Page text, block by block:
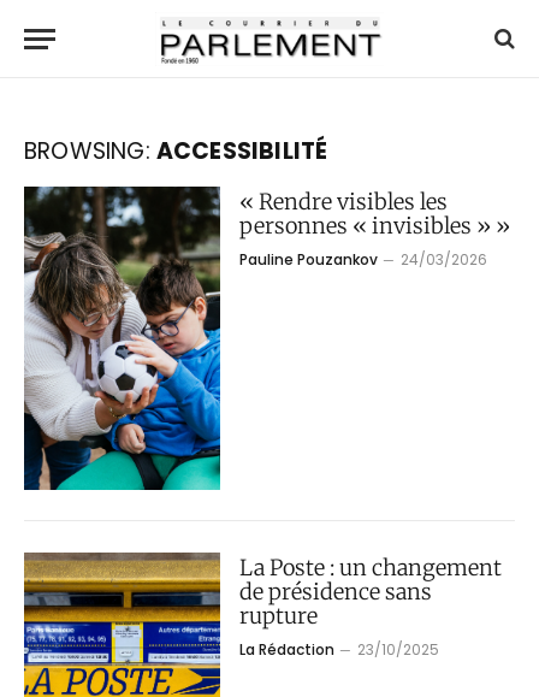
BROWSING: ACCESSIBILITÉ
« Rendre visibles les
personnes « invisibles » »
Pauline Pouzankov 24/03/2026
La Poste : un changement
de présidence sans
rupture
La Rédaction 23/10/2025